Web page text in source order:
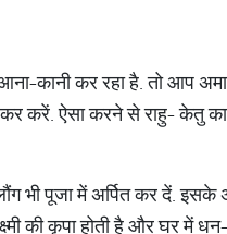
कानी कर रहा है. तो आप
करें. ऐसा करने से राहु- केतु का
भी पूजा में अर्पित कर दें.
कृपा होती है और घर में धन-